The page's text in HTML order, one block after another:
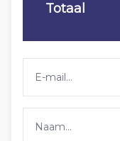
Totaal